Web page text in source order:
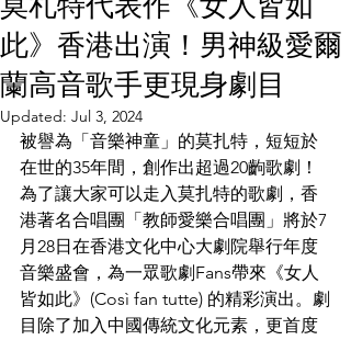
此》香港出演！男神級愛爾
蘭高音歌手更現身劇目
Updated: Jul 3, 2024
被譽為「音樂神童」的莫扎特，短短於
在世的35年間，創作出超過20齣歌劇！
為了讓大家可以走入莫扎特的歌劇，香
港著名合唱團「教師愛樂合唱團」將於7
月28日在香港文化中心大劇院舉行年度
音樂盛會，為一眾歌劇Fans帶來《女人
皆如此》(Così fan tutte) 的精彩演出。劇
目除了加入中國傳統文化元素，更首度